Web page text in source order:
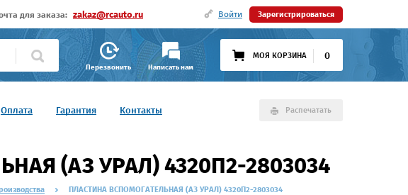
для заказа: zakaz@rcauto.ru Войти Зарегистрироваться
Перезвонить Написать нам
МОЯ КОРЗИНА 0
Оплата Гарантия Контакты Распечатать
(АЗ УРАЛ) 4320П2-2803034
ПЛАСТИНА ВСПОМОГАТЕЛЬНАЯ (АЗ УРАЛ) 4320П2-2803034